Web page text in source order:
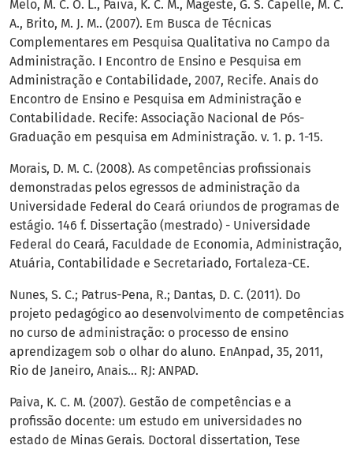
Melo, M. C. O. L., Paiva, K. C. M., Mageste, G. S. Capelle, M. C.
A., Brito, M. J. M.. (2007). Em Busca de Técnicas
Complementares em Pesquisa Qualitativa no Campo da
Administração. I Encontro de Ensino e Pesquisa em
Administração e Contabilidade, 2007, Recife. Anais do
Encontro de Ensino e Pesquisa em Administração e
Contabilidade. Recife: Associação Nacional de Pós-
Graduação em pesquisa em Administração. v. 1. p. 1-15.
Morais, D. M. C. (2008). As competências profissionais
demonstradas pelos egressos de administração da
Universidade Federal do Ceará oriundos de programas de
estágio. 146 f. Dissertação (mestrado) - Universidade
Federal do Ceará, Faculdade de Economia, Administração,
Atuária, Contabilidade e Secretariado, Fortaleza-CE.
Nunes, S. C.; Patrus-Pena, R.; Dantas, D. C. (2011). Do
projeto pedagógico ao desenvolvimento de competências
no curso de administração: o processo de ensino
aprendizagem sob o olhar do aluno. EnAnpad, 35, 2011,
Rio de Janeiro, Anais... RJ: ANPAD.
Paiva, K. C. M. (2007). Gestão de competências e a
profissão docente: um estudo em universidades no
estado de Minas Gerais. Doctoral dissertation, Tese